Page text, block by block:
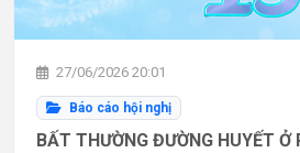
27/06/2026 20:01
Báo cáo hội nghị
BẤT THƯỜNG ĐƯỜNG HUYẾT Ở